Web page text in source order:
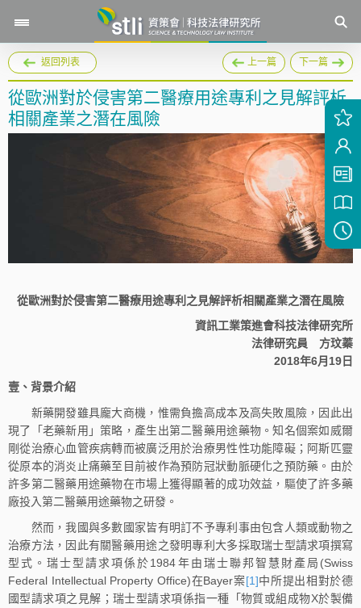
返回列表 上一篇 下一篇
從歐洲對於侵害第二醫療用途專利之見解評析
相關產業之潛在風險
從歐洲對於侵害第二醫療用途專利之見解評析相關產業之潛在風險
資訊工業策進會科技法律研究所
法律研究員 方玟蓁
2018年6月19日
壹、背景介紹
新藥開發雖具龐大商機，惟需負擔高成本及高失敗風險，因此出
現了「老藥新用」策略，產生出第二醫藥用途藥物。知名個案如威爾
剛從治療心血管疾病轉而被廣泛用於治療男性性功能障礙；阿斯匹靈
從原本的消炎止痛藥至目前被作為預防冠狀動脈硬化之預防藥。由於
許多第二醫藥用途藥物在市場上獲得顯著的成功效益，驅使了許多藥
廠投入第二醫藥用途藥物之研發。
然而，我國與多數國家皆有明訂不予專利事由包含人類或動物之
治療方法，因此有關醫藥用途之發明專利大多採取瑞士型請求項撰寫
型式。瑞士型請求項係於1984年由瑞士聯邦智慧財產局(Swiss
Federal Intellectual Property Office)在Bayer案[1]中所提出相對於德
國型請求項之見解；瑞士型請求項係指一種「物質或組成物X於製備